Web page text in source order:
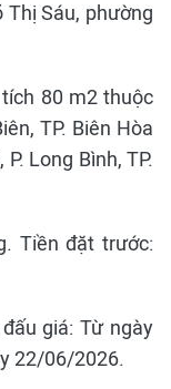
Sáu, phường
tích 80 m2 thuộc
TP. Biên Hòa
Long Bình, TP.
Tiền đặt trước:
giá: Từ ngày
22/06/2026.